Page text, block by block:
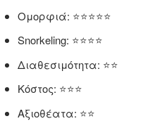
Ομορφιά: ⭐⭐⭐⭐⭐
Snorkeling: ⭐⭐⭐⭐
Διαθεσιμότητα: ⭐⭐
Κόστος: ⭐⭐⭐
Αξιοθέατα: ⭐⭐